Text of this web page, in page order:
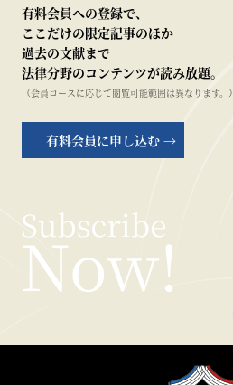
有料会員への登録で、
ここだけの限定記事のほか
過去の文献まで
法律分野のコンテンツが読み放題。
（会員コースに応じて閲覧可能範囲は異なります。）
有料会員に申し込む →